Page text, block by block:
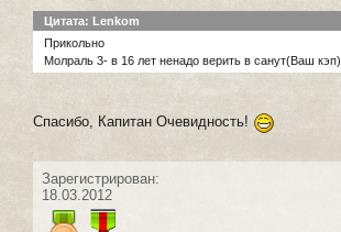
Цитата: Lenkom
Прикольно
Молраль 3- в 16 лет ненадо верить в санут(Ваш кэп)
Спасибо, Капитан Очевидность!
Зарегистрирован:
18.03.2012